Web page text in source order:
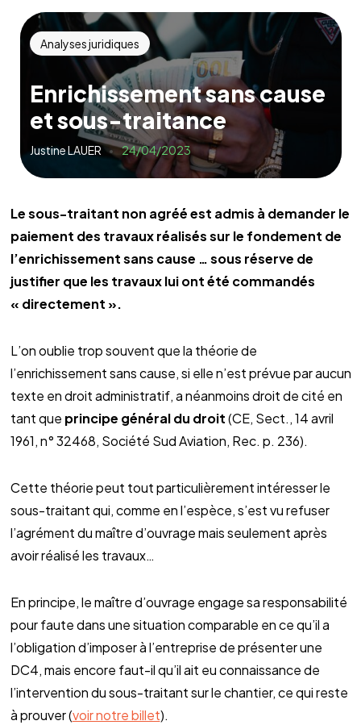
Analyses juridiques
Enrichissement sans cause
et sous-traitance
Justine LAUER 24/04/2023
Le sous-traitant non agréé est admis à demander le
paiement des travaux réalisés sur le fondement de
l’enrichissement sans cause … sous réserve de
justifier que les travaux lui ont été commandés
« directement ».
L’on oublie trop souvent que la théorie de
l’enrichissement sans cause, si elle n’est prévue par aucun
texte en droit administratif, a néanmoins droit de cité en
tant que principe général du droit(CE, Sect., 14 avril
1961, n° 32468, Société Sud Aviation, Rec. p. 236).
Cette théorie peut tout particulièrement intéresser le
sous-traitant qui, comme en l’espèce, s’est vu refuser
l’agrément du maître d’ouvrage mais seulement après
avoir réalisé les travaux…
En principe, le maître d’ouvrage engage sa responsabilité
pour faute dans une situation comparable en ce qu’il a
l’obligation d’imposer à l’entreprise de présenter une
DC4, mais encore faut-il qu’il ait eu connaissance de
l’intervention du sous-traitant sur le chantier, ce qui reste
à prouver (voir notre billet).